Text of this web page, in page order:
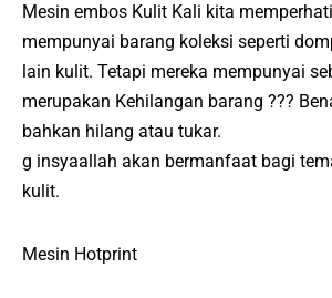
Mesin embos Kulit Kali kita
mempunyai barang koleksi seperti
lain kulit. Tetapi mereka mempunyai
merupakan Kehilangan barang ???
bahkan hilang atau tukar.
g insyaallah akan bermanfaat bagi
kulit.
Mesin Hotprint